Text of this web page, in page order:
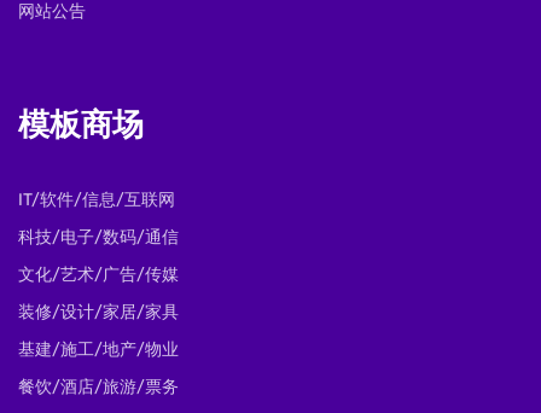
网站公告
模板商场
IT/软件/信息/互联网
科技/电子/数码/通信
文化/艺术/广告/传媒
装修/设计/家居/家具
基建/施工/地产/物业
餐饮/酒店/旅游/票务